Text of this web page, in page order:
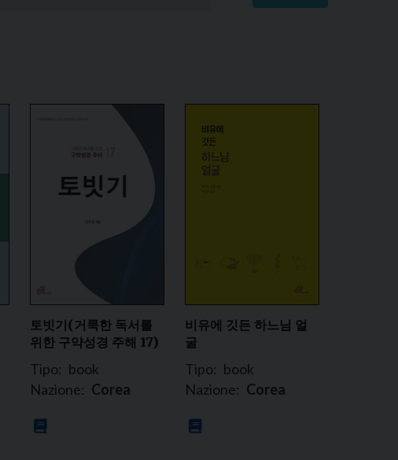
토빗기(거룩한 독서를
위한 구약성경 주해 17)
Tipo: book
Nazione: Corea
비유에 깃든 하느님 얼
굴
Tipo: book
Nazione: Corea